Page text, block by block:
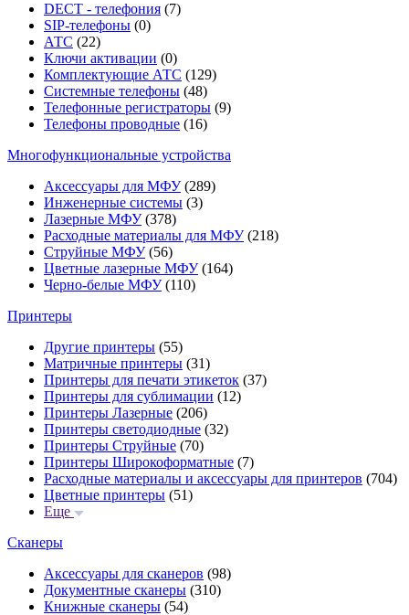
DECT - телефония (7)
SIP-телефоны (0)
АТС (22)
Ключи активации (0)
Комплектующие АТС (129)
Системные телефоны (48)
Телефонные регистраторы (9)
Телефоны проводные (16)
Многофункциональные устройства
Аксессуары для МФУ(289)
Инженерные системы (3)
Лазерные МФУ(378)
Расходные материалы для МФУ(218)
Струйные МФУ(56)
Цветные лазерные МФУ(164)
Черно-белые МФУ(110)
Принтеры
Другие принтеры (55)
Матричные принтеры (31)
Принтеры для печати этикеток (37)
Принтеры для сублимации (12)
Принтеры Лазерные (206)
Принтеры светодиодные (32)
Принтеры Струйные (70)
Принтеры Широкоформатные (7)
Расходные материалы и аксессуары для принтеров (704)
Цветные принтеры (51)
Еще
Сканеры
Аксессуары для сканеров (98)
Документные сканеры (310)
Книжные сканеры (54)